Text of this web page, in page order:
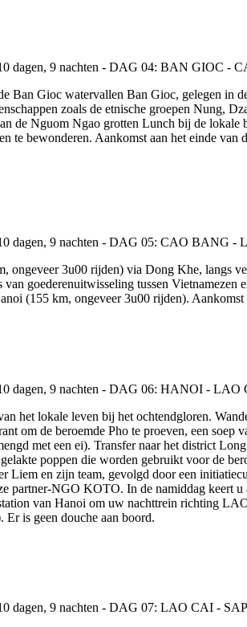
Ban Gioc watervallen Ban Gioc, gelegen in
zoals de etnische groepen Nung,
de Nguom Ngao grotten Lunch bij de
te bewonderen. Aankomst aan het einde
ongeveer 3u00 rijden) via Dong Khe, langs
goederenuitwisseling tussen
(155 km, ongeveer 3u00 rijden).
het lokale leven bij het ochtendgloren.
om de beroemde Pho te proeven, een
met een ei). Transfer naar het district
poppen die worden gebruikt voor de
Liem en zijn team, gevolgd door een
partner-NGO KOTO. In de namiddag keert
van Hanoi om uw nachttrein richting
Er is geen douche aan boord.